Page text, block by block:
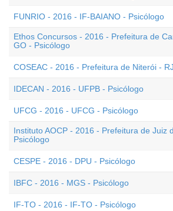
FUNRIO - 2016 - IF-BAIANO - Psicólogo
Ethos Concursos - 2016 - Prefeitura de
GO - Psicólogo
COSEAC - 2016 - Prefeitura de Niterói -
IDECAN - 2016 - UFPB - Psicólogo
UFCG - 2016 - UFCG - Psicólogo
Instituto AOCP - 2016 - Prefeitura de Juiz
Psicólogo
CESPE - 2016 - DPU - Psicólogo
IBFC - 2016 - MGS - Psicólogo
IF-TO - 2016 - IF-TO - Psicólogo